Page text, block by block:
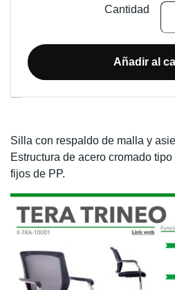
Cantidad
Añadir al
Silla con respaldo de malla y
Estructura de acero cromado
fijos de PP.